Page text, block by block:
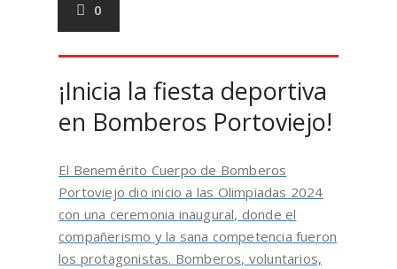
0
¡Inicia la fiesta deportiva
en Bomberos Portoviejo!
El Benemérito Cuerpo de Bomberos
Portoviejo dio inicio a las Olimpiadas 2024
con una ceremonia inaugural, donde el
compañerismo y la sana competencia fueron
los protagonistas. Bomberos, voluntarios,